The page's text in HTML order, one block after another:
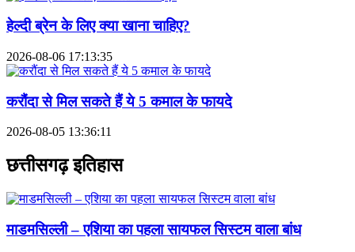
हेल्दी ब्रेन के लिए क्या खाना चाहिए?
2026-08-06 17:13:35
करौंदा से मिल सकते हैं ये 5 कमाल के फायदे
2026-08-05 13:36:11
छत्तीसगढ़ इतिहास
माडमसिल्ली – एशिया का पहला सायफल सिस्टम वाला बांध